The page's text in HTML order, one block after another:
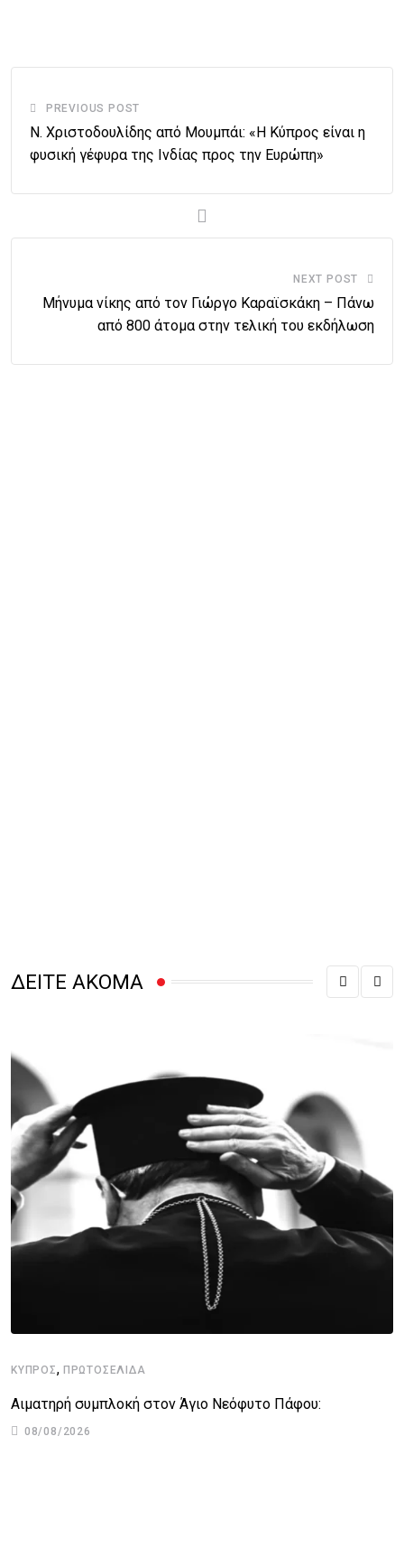
PREVIOUS POST
Ν. Χριστοδουλίδης από Μουμπάι: «Η Κύπρος είναι η
φυσική γέφυρα της Ινδίας προς την Ευρώπη»
NEXT POST
Μήνυμα νίκης από τον Γιώργο Καραϊσκάκη – Πάνω
από 800 άτομα στην τελική του εκδήλωση
ΔΕΙΤΕ ΑΚΟΜΑ
ΚΎΠΡΟΣ, ΠΡΩΤΟΣΈΛΙΔΑ
Αιματηρή συμπλοκή στον Άγιο Νεόφυτο Πάφου:
08/08/2026